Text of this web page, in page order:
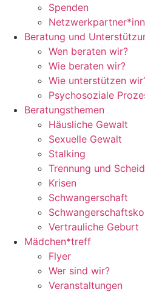
Spenden
Beratung und
Wen beraten wir?
Wie beraten wir?
Wie unterstützen
Psychosoziale
Beratungsthemen
Häusliche Gewalt
Sexuelle Gewalt
Stalking
Trennung und
Krisen
Schwangerschaft
Vertrauliche Geburt
Mädchen*treff
Flyer
Wer sind wir?
Veranstaltungen